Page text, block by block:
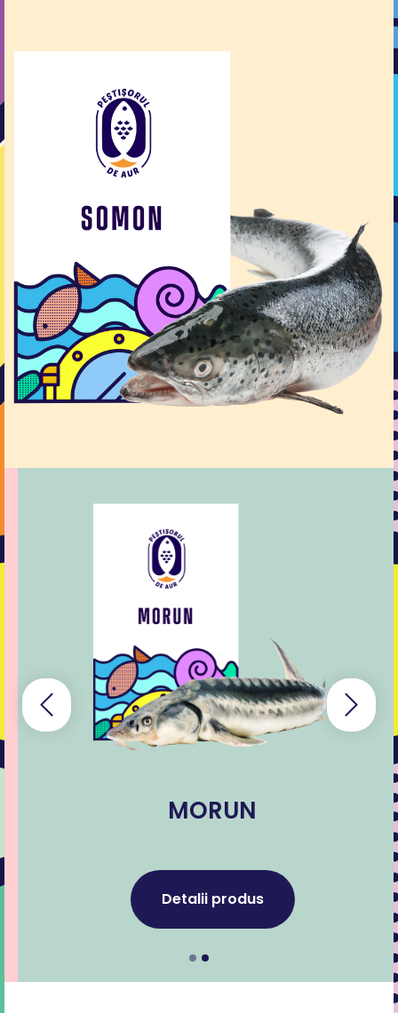
MORUN
Detalii produs